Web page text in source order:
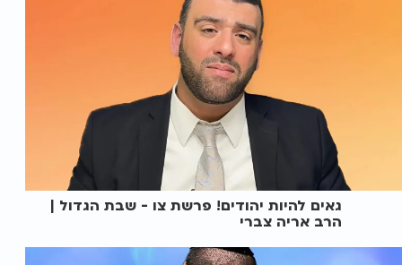
גאים להיות יהודים! פרשת צו - שבת הגדול |
הרב אריה צברי